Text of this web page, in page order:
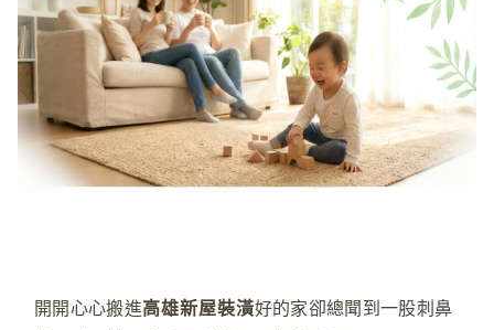
開開心心搬進高雄新屋裝潢好的家卻總聞到一股刺鼻